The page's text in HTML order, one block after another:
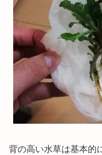
背の高い水草は基本的